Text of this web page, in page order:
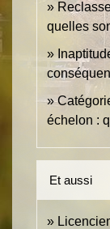
quelles
échelon :
Et aussi